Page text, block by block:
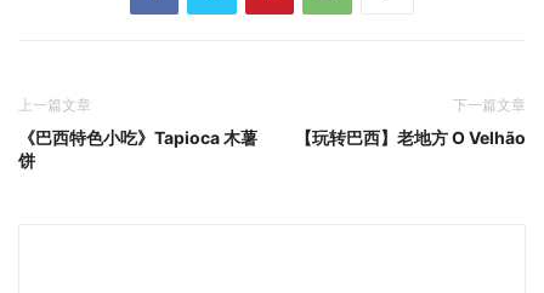
上一篇文章
《巴西特色小吃》Tapioca 木薯
饼
下一篇文章
【玩转巴西】老地方 O Velhão